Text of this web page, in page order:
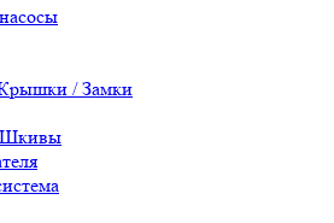
/ Замки
Шкивы